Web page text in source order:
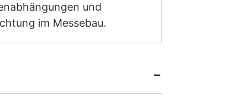
und
im Messebau.